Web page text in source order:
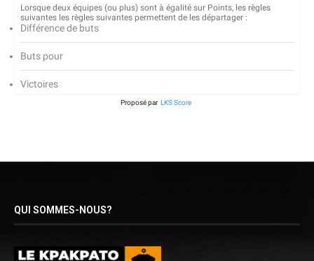
Lorsque deux équipes (ou plus) sont à égalité sur Points, les règles
suivantes les règles suivantes permettent de les départager :
Différence de buts
Buts pour
Victoires
Proposé par LKS Score
QUI SOMMES-NOUS?